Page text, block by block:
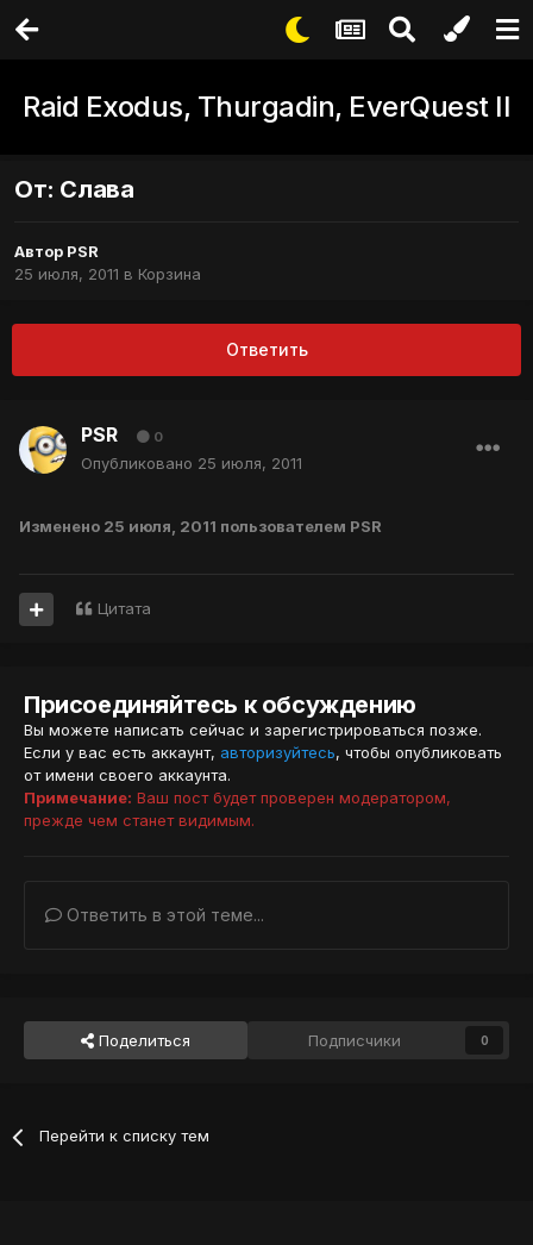
Raid Exodus, Thurgadin, EverQuest II
От: Слава
Автор PSR
25 июля, 2011 в Корзина
Ответить
PSR 0
Опубликовано 25 июля, 2011
Изменено 25 июля, 2011 пользователем PSR
Цитата
Присоединяйтесь к обсуждению
Вы можете написать сейчас и зарегистрироваться позже.
Если у вас есть аккаунт, авторизуйтесь, чтобы опубликовать
от имени своего аккаунта.
Примечание: Ваш пост будет проверен модератором,
прежде чем станет видимым.
Ответить в этой теме...
Поделиться Подписчики 0
Перейти к списку тем